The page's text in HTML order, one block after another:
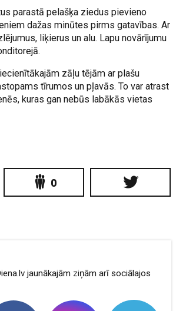
parastā pelašķa ziedus pievieno
dažas minūtes pirms gatavības. Ar
liķierus un alu. Lapu novārījumu
zāļu tējām ar plašu
tīrumos un pļavās. To var atrast
kuras gan nebūs labākās vietas
0
jaunākajām ziņām arī sociālajos